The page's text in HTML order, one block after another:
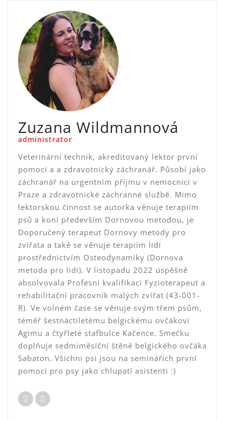
Zuzana Wildmannová
administrator
Veterinární technik, akreditovaný lektor první
pomoci a a zdravotnický záchranář. Působí jako
záchranář na urgentním příjmu v nemocnici v
Praze a zdravotnické záchranné službě. Mimo
lektorskou činnost se autorka věnuje terapiím
psů a koní především Dornovou metodou, je
Doporučený terapeut Dornovy metody pro
zvířata a také se věnuje terapiím lidí
prostřednictvím Osteodynamiky (Dornova
metoda pro lidi). V listopadu 2022 úspěšně
absolvovala Profesní kvalifikaci Fyzioterapeut a
rehabilitační pracovník malých zvířat (43-001-
R). Ve volném čase se věnuje svým třem psům,
téměř šestnáctiletému belgickému ovčákovi
Agimu a čtyřleté stafbulce Kačence. Smečku
doplňuje sedmiměsíční štěně belgického ovčáka
Sabaton. Všichni psi jsou na seminářích první
pomoci pro psy jako chlupatí asistenti :)